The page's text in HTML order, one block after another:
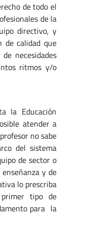
de todo el
de la
directivo, y
de calidad que
necesidades
ritmos y/o
la Educación
atender a
no sabe
del sistema
de sector o
y de
lo prescriba
primer tipo de
para la